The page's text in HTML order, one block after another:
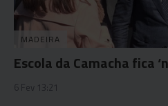
MADEIRA
Escola da Camacha fica
6 Fev 13:21